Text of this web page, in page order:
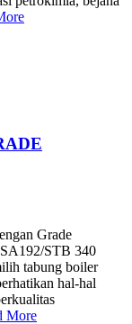
Grade
STB 340
tabung boiler
hal-hal
More